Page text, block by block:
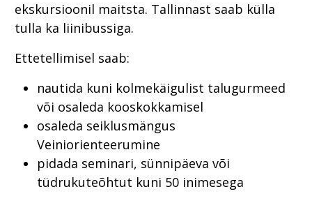
ekskursioonil maitsta. Tallinnast saab külla
tulla ka liinibussiga.
Ettetellimisel saab:
nautida kuni kolmekäigulist talugurmeed
või osaleda kooskokkamisel
osaleda seiklusmängus
Veiniorienteerumine
pidada seminari, sünnipäeva või
tüdrukuteõhtut kuni 50 inimesega